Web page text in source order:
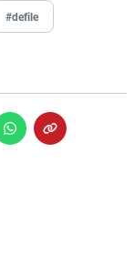
#defile